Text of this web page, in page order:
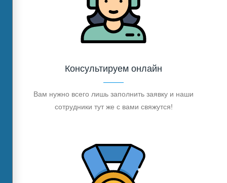
Консультируем онлайн
Вам нужно всего лишь заполнить заявку и наши
сотрудники тут же с вами свяжутся!